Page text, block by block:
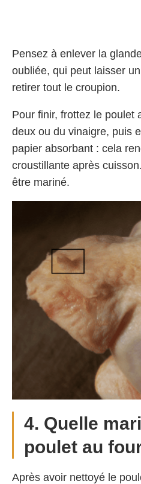
Pensez à enlever la
oubliée, qui peut laisser
retirer tout le croupion.
Pour finir, frottez le poulet
deux ou du vinaigre, puis
papier absorbant : cela
croustillante après
être mariné.
4. Quelle
poulet au
Après avoir nettoyé le